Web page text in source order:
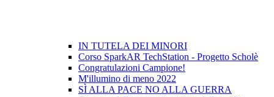
IN TUTELA DEI MINORI
Corso SparkAR TechStation - Progetto Scholè
Congratulazioni Campione!
M'illumino di meno 2022
SÌ ALLA PACE NO ALLA GUERRA